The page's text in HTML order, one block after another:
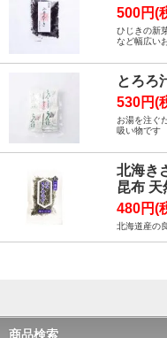
500円(
ひじきの新
など幅広い
とろ
530円(
お湯を注ぐ
吸い物です
北海き
昆布 天
480円(
北海道産の
商品検索